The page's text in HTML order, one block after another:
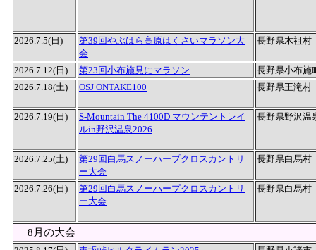
2026.7.5(日)
第39回やぶはら高原はくさいマラソン大
会
長野県木祖村
2026.7.12(日) 第23回小布施見にマラソン
長野県小布施
2026.7.18(土)
OSJ ONTAKE100 長野県王滝村
2026.7.19(日)
S-Mountain The 4100D マウンテントレイ
ルin野沢温泉2026
長野県野沢温
2026.7.25(土)
第29回白馬スノーハープクロスカントリ
ー大会
長野県白馬村
2026.7.26(日)
第29回白馬スノーハープクロスカントリ
ー大会
長野県白馬村
8月の大会